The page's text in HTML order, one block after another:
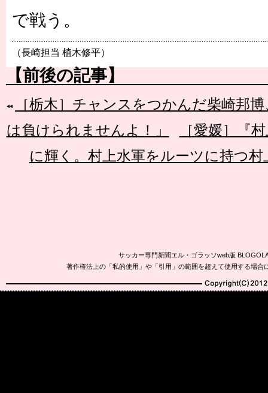
で戦う。
（長崎担当 植木修平）
【前後の記事】
［栃木］チャンスをつかんだ柴崎邦
は負けられませんよ！」
［愛媛］『
に輝く。村上水軍をルーツに持つ
サッカー専門新聞エル・ゴラッソweb版
著作権法上の「私的使用」や「引用」の範囲を超えて使用する場
Copyright(C)2010-